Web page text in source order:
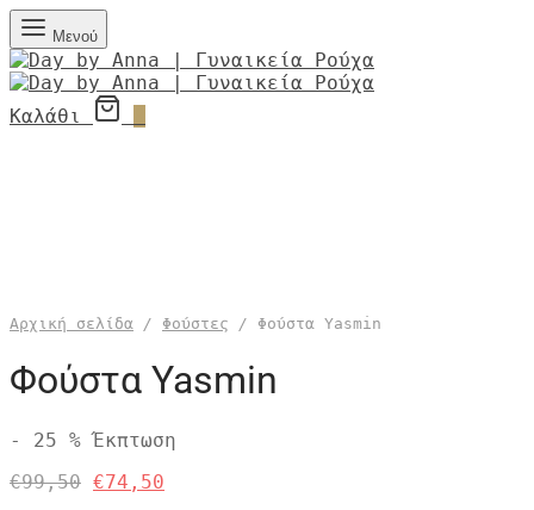
Μενού
Καλάθι
Αρχική σελίδα / Φούστες / Φούστα Yasmin
Φούστα Yasmin
- 25 % Έκπτωση
€99,50 Η
€74,50